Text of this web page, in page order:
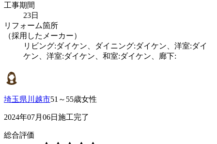
工事期間
23日
リフォーム箇所
（採用したメーカー）
リビング:ダイケン、ダイニング:ダイケン、洋室:ダイ
ケン、洋室:ダイケン、和室:ダイケン、廊下:
埼玉県川越市51～55歳女性
2024年07月06日施工完了
総合評価